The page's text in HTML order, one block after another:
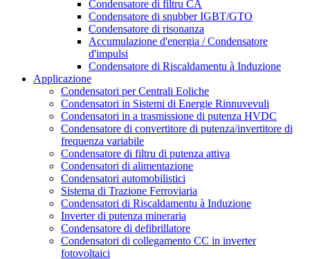
Condensatore di filtru CA
Condensatore di snubber IGBT/GTO
Condensatore di risonanza
Accumulazione d'energia / Condensatore
d'impulsi
Condensatore di Riscaldamentu à Induzione
Applicazione
Condensatori per Centrali Eoliche
Condensatori in Sistemi di Energie Rinnuvevuli
Condensatori in a trasmissione di putenza HVDC
Condensatore di convertitore di putenza/invertitore di
frequenza variabile
Condensatore di filtru di putenza attiva
Condensatori di alimentazione
Condensatori automobilistici
Sistema di Trazione Ferroviaria
Condensatori di Riscaldamentu à Induzione
Inverter di putenza mineraria
Condensatore di defibrillatore
Condensatori di collegamento CC in inverter
fotovoltaici